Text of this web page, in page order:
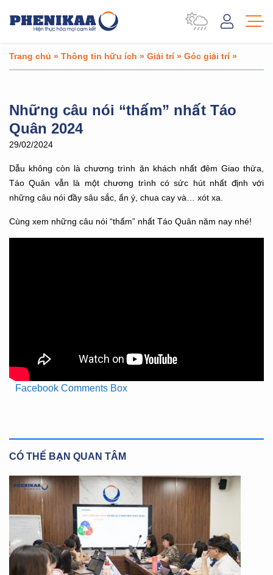
Trang chủ » Thông tin hữu ích » Giải trí» Góc giải trí»
Những câu nói “thấm” nhất Táo
Quân 2024
29/02/2024
Dẫu không còn là chương trình ăn khách nhất đêm Giao thừa,
Táo Quân vẫn là một chương trình có sức hút nhất định với
những câu nói đầy sâu sắc, ẩn ý, chua cay và… xót xa.
Cùng xem những câu nói “thấm” nhất Táo Quân năm nay nhé!
Facebook Comments Box
CÓ THỂ BẠN QUAN TÂM